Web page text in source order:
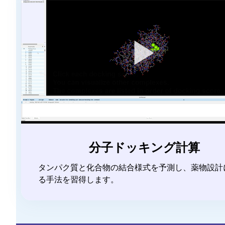
▶
分子ドッキング計算
タンパク質と化合物の結合様式を予測し、薬物設
る手法を習得します。